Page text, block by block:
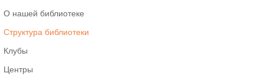
О нашей библиотеке
Структура библиотеки
Клубы
Центры